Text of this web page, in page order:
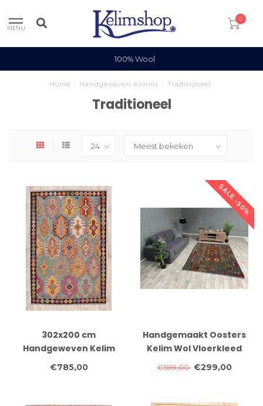
MENU
0
100% Wool
Home Handgeweven Kelims Traditioneel
Traditioneel
302x200 cm
Handgeweven Kelim
Tapijt Wol
€785,00
SALE -50%
Handgemaakt Oosters
Kelim Wol Vloerkleed
205x152 cm
€599,00 €299,00